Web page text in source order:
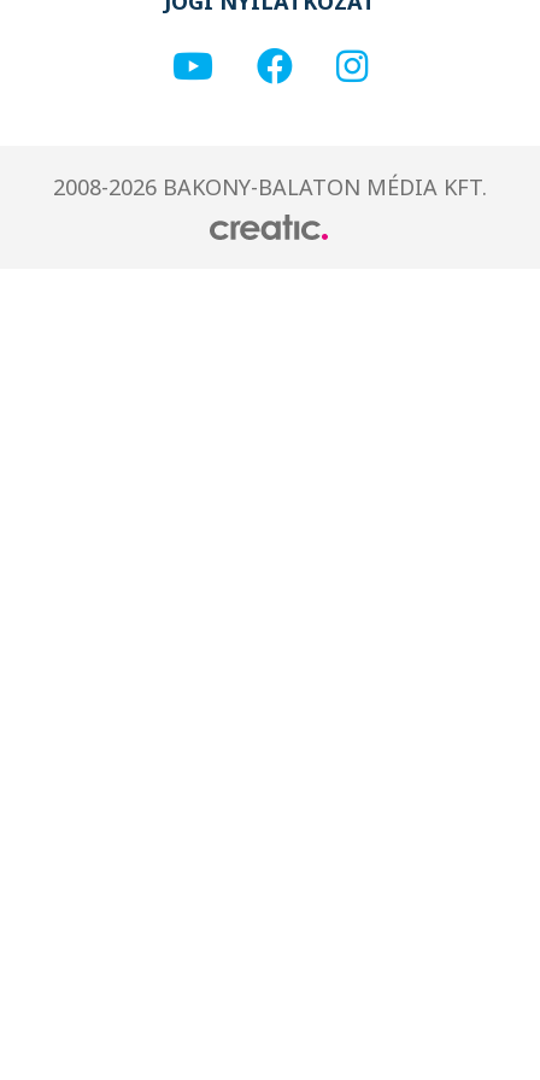
2008-2026 BAKONY-BALATON MÉDIA KFT.